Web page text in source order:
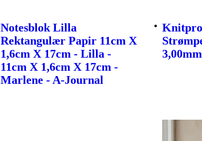
Notesblok Lilla
Rektangulær Papir 11cm X
1,6cm X 17cm - Lilla -
11cm X 1,6cm X 17cm -
Marlene - A-Journal
3,00mm